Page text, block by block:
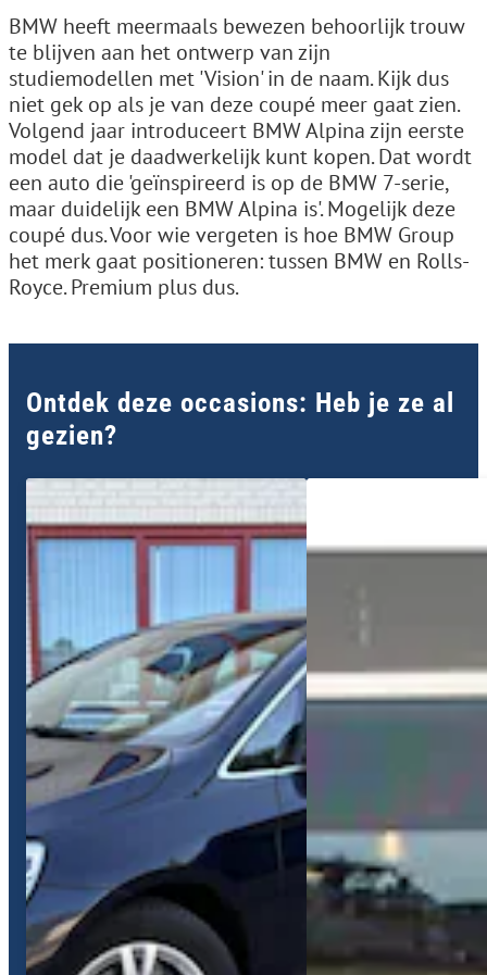
BMW heeft meermaals bewezen behoorlijk trouw
te blijven aan het ontwerp van zijn
studiemodellen met 'Vision' in de naam. Kijk dus
niet gek op als je van deze coupé meer gaat zien.
Volgend jaar introduceert BMW Alpina zijn eerste
model dat je daadwerkelijk kunt kopen. Dat wordt
een auto die 'geïnspireerd is op de BMW 7-serie,
maar duidelijk een BMW Alpina is'. Mogelijk deze
coupé dus. Voor wie vergeten is hoe BMW Group
het merk gaat positioneren: tussen BMW en Rolls-
Royce. Premium plus dus.
Ontdek deze occasions: Heb je ze al
gezien?